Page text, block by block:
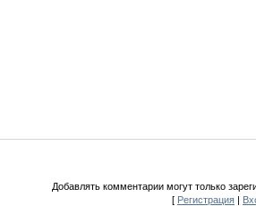
Добавлять комментарии могут только
[ Регистрация |